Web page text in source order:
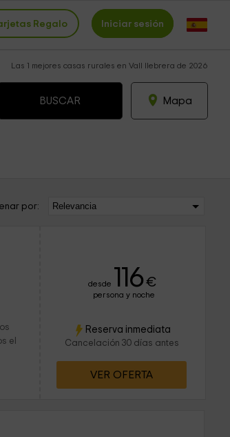
Regalo Iniciar sesión
Las 1 mejores casas rurales en Vall llebrera de 2026
Mapa
por:
el
desde 116 €
persona y noche
Reserva inmediata
Cancelación 30 días antes
VER OFERTA